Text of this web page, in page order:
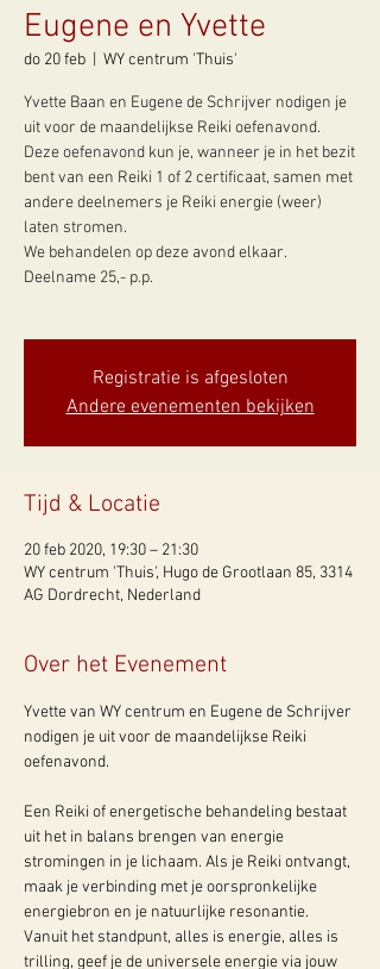
Eugene en Yvette
do 20 feb WY centrum 'Thuis'
Yvette Baan en Eugene de Schrijver nodigen je
uit voor de maandelijkse Reiki oefenavond.
Deze oefenavond kun je, wanneer je in het bezit
bent van een Reiki 1 of 2 certificaat, samen met
andere deelnemers je Reiki energie (weer)
laten stromen.
We behandelen op deze avond elkaar.
Deelname 25,- p.p.
Registratie is afgesloten
Andere evenementen bekijken
Tijd & Locatie
20 feb 2020, 19:30 – 21:30
WY centrum 'Thuis', Hugo de Grootlaan 85, 3314
AG Dordrecht, Nederland
Over het Evenement
Yvette van WY centrum en Eugene de Schrijver
nodigen je uit voor de maandelijkse Reiki
Een Reiki of energetische behandeling bestaat
uit het in balans brengen van energie
stromingen in je lichaam. Als je Reiki ontvangt,
maak je verbinding met je oorspronkelijke
energiebron en je natuurlijke resonantie.
Vanuit het standpunt, alles is energie, alles is
trilling, geef je de universele energie via jouw